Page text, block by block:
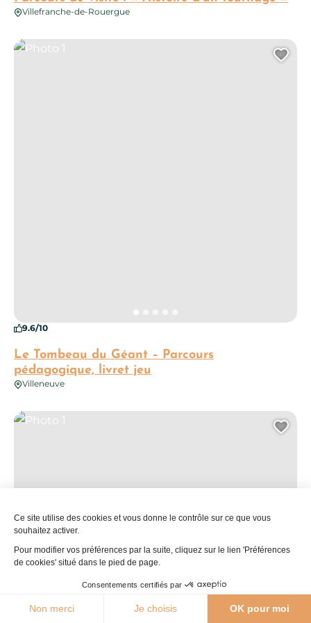
23°C Agenda Webcams Brochures
Villefranche-de-Rouergue
Le Tombeau du Géant – Parcours
pédagogique, livret jeu
9.6/10
Villeneuve
Photo 1
Photo 1
Ce site utilise des cookies et vous donne le contrôle sur ce que vous
souhaitez activer.
Pour modifier vos préférences par la suite, cliquez sur le lien 'Préférences
de cookies' situé dans le pied de page.
Consentements certifiés par
Non merci Je choisis OK pour moi